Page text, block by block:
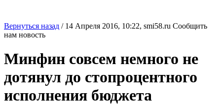
Вернуться назад / 14 Апреля 2016, 10:22, smi58.ru Сообщить
нам новость
Минфин совсем немного не
дотянул до стопроцентного
исполнения бюджета